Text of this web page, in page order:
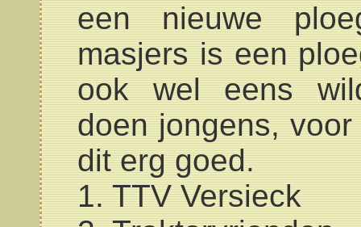
een nieuwe
masjers is een
ook wel eens
doen jongens,
dit erg goed.
1. TTV Versieck